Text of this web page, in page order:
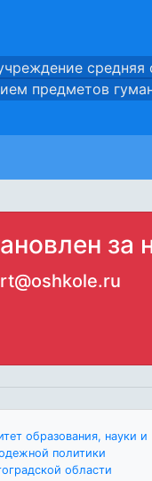
средняя
предметов
за
образования, науки и
политики
области